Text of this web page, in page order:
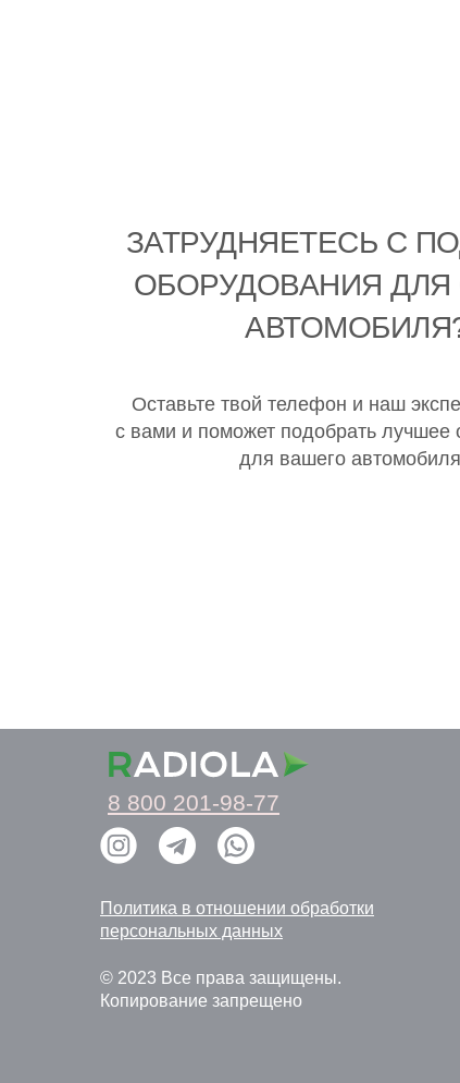
ЗАТРУДНЯЕТЕСЬ С
ОБОРУДОВАНИЯ ДЛЯ
Оставьте твой телефон и наш
с вами и поможет подобрать лучшее
для вашего автомобиля
Политика в отношении обработки
персональных данных
© 2023 Все права защищены.
Копирование запрещено
8 800 201-98-77